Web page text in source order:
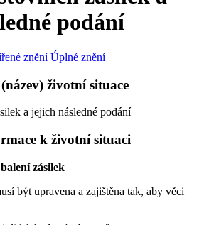
podání
znění Úplné znění
životní situace
a jejich následné podání
k životní situaci
zásilek
být upravena a zajištěna tak, aby věci